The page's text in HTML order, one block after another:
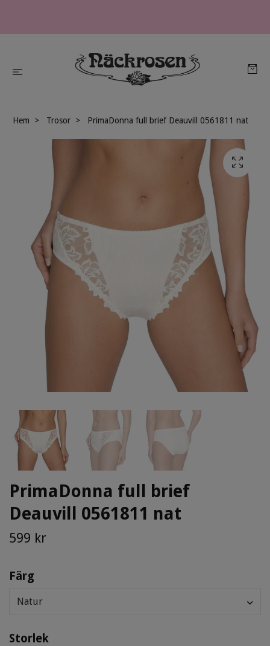
Hem Trosor PrimaDonna full brief Deauvill 0561811 nat
PrimaDonna full brief
Deauvill 0561811 nat
599 kr
Färg
Natur
Storlek